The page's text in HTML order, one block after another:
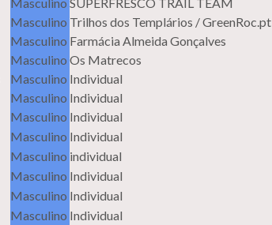
Masculino Trilhos dos Templários / GreenRoc.pt
Masculino Farmácia Almeida Gonçalves
Masculino Os Matrecos
Masculino Individual
Masculino Individual
Masculino Individual
Masculino Individual
Masculino individual
Masculino Individual
Masculino Individual
Masculino Individual